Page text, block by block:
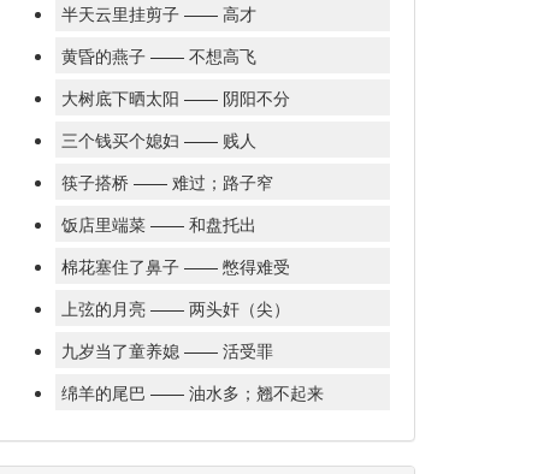
半天云里挂剪子 —— 高才
黄昏的燕子 —— 不想高飞
大树底下晒太阳 —— 阴阳不分
三个钱买个媳妇 —— 贱人
筷子搭桥 —— 难过；路子窄
饭店里端菜 —— 和盘托出
棉花塞住了鼻子 —— 憋得难受
上弦的月亮 —— 两头奸（尖）
九岁当了童养媳 —— 活受罪
绵羊的尾巴 —— 油水多；翘不起来